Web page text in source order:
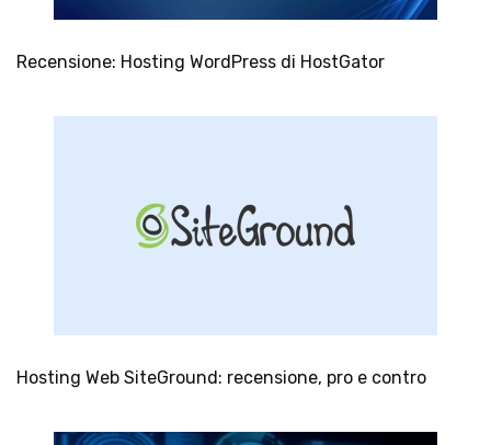
Recensione: Hosting WordPress di HostGator
Hosting Web SiteGround: recensione, pro e contro